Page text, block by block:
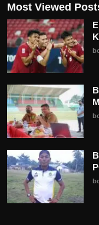
Most Viewed